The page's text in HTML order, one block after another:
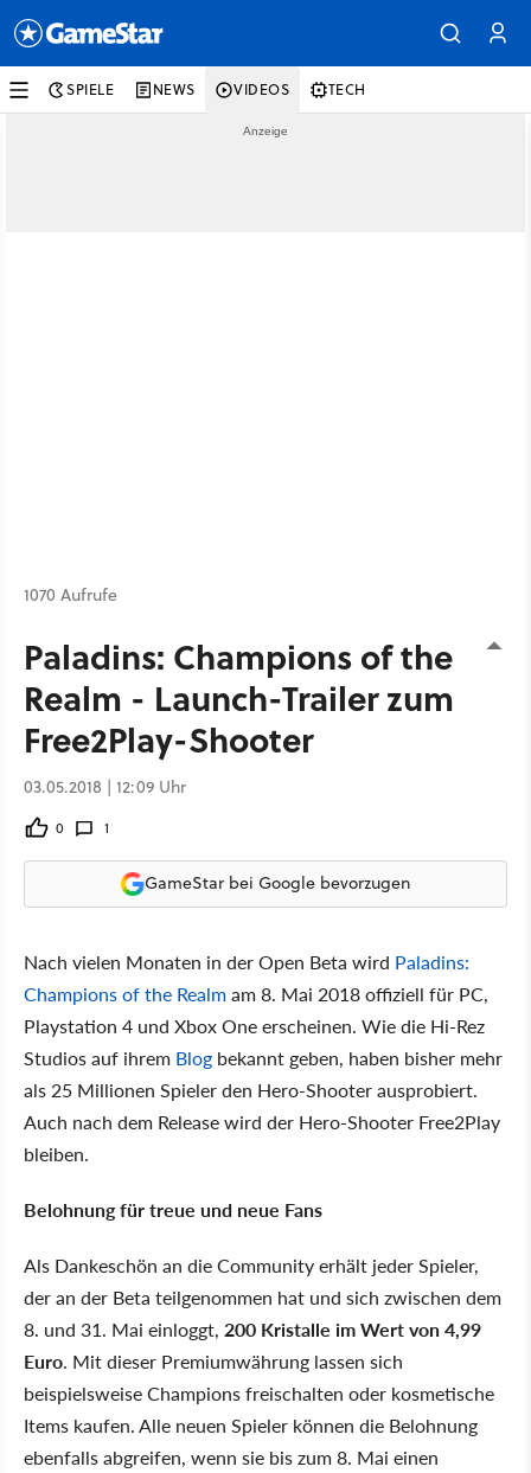
SPIELE NEWS VIDEOS TECH
1070 Aufrufe
Paladins: Champions of the
Realm - Launch-Trailer zum
Free2Play-Shooter
03.05.2018 | 12:09 Uhr
0 1
GameStar bei Google bevorzugen
Nach vielen Monaten in der Open Beta wird Paladins:
Champions of the Realmam 8. Mai 2018 offiziell für PC,
Playstation 4 und Xbox One erscheinen. Wie die Hi-Rez
Studios auf ihrem Blog bekannt geben, haben bisher mehr
als 25 Millionen Spieler den Hero-Shooter ausprobiert.
Auch nach dem Release wird der Hero-Shooter Free2Play
bleiben.
Belohnung für treue und neue Fans
Als Dankeschön an die Community erhält jeder Spieler,
der an der Beta teilgenommen hat und sich zwischen dem
8. und 31. Mai einloggt, 200 Kristalle im Wert von 4,99
Euro. Mit dieser Premiumwährung lassen sich
beispielsweise Champions freischalten oder kosmetische
Items kaufen. Alle neuen Spieler können die Belohnung
ebenfalls abgreifen, wenn sie bis zum 8. Mai einen